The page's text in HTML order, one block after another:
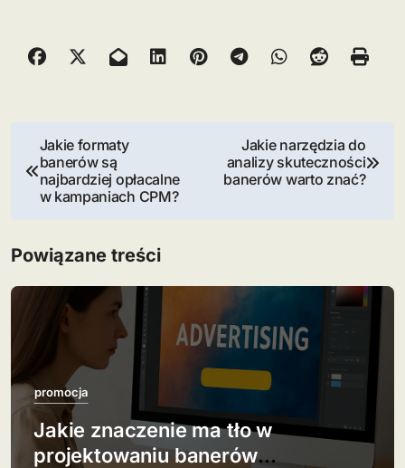
i
g
j
Jakie formaty
banerów są
najbardziej opłacalne
w kampaniach CPM?
Jakie narzędzia do
analizy skuteczności
banerów warto znać?
Powiązane treści
promocja
Jakie znaczenie ma tło w
projektowaniu banerów